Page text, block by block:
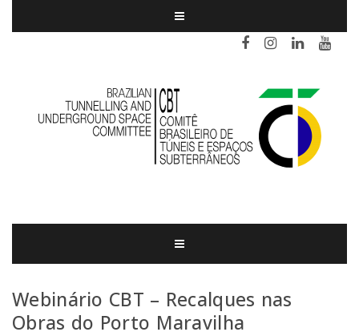
Webinário CBT – Recalques nas
Obras do Porto Maravilha